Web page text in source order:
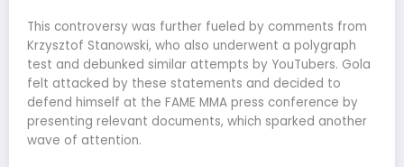
This controversy was further fueled by comments from
Krzysztof Stanowski, who also underwent a polygraph
test and debunked similar attempts by YouTubers. Gola
felt attacked by these statements and decided to
defend himself at the FAME MMA press conference by
presenting relevant documents, which sparked another
wave of attention.